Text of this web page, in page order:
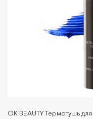
OK BEAUTY Термотушь